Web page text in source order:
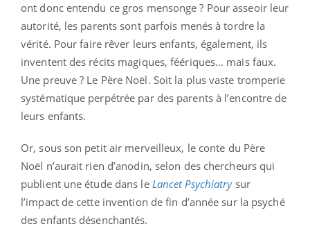
ont donc entendu ce gros mensonge ? Pour asseoir leur
autorité, les parents sont parfois menés à tordre la
vérité. Pour faire rêver leurs enfants, également, ils
inventent des récits magiques, féériques… mais faux.
Une preuve ? Le Père Noël. Soit la plus vaste tromperie
systématique perpétrée par des parents à l’encontre de
leurs enfants.
Or, sous son petit air merveilleux, le conte du Père
Noël n’aurait rien d’anodin, selon des chercheurs qui
publient une étude dans le Lancet Psychiatrysur
l’impact de cette invention de fin d’année sur la psyché
des enfants désenchantés.